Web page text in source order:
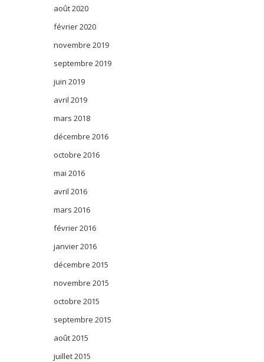
août 2020
février 2020
novembre 2019
septembre 2019
juin 2019
avril 2019
mars 2018
décembre 2016
octobre 2016
mai 2016
avril 2016
mars 2016
février 2016
janvier 2016
décembre 2015
novembre 2015
octobre 2015
septembre 2015
août 2015
juillet 2015